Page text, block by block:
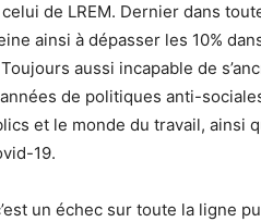
de LREM. Dernier dans
ainsi à dépasser les 10%
aussi incapable de
de politiques anti-
et le monde du travail, ainsi
19.
un échec sur toute la ligne